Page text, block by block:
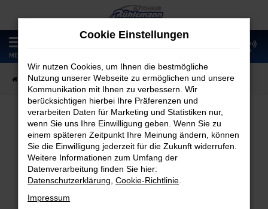
Zum
Hauptinhalt
springen
MENÜ
Startseite Fahrzeugangebote Fahrzeugmarkt
Fahrzeugmarkt
Fehler: Network Error
Cookie Einstellungen
Wir nutzen Cookies, um Ihnen die bestmögliche
Nutzung unserer Webseite zu ermöglichen und unsere
Kommunikation mit Ihnen zu verbessern. Wir
berücksichtigen hierbei Ihre Präferenzen und
verarbeiten Daten für Marketing und Statistiken nur,
wenn Sie uns Ihre Einwilligung geben. Wenn Sie zu
einem späteren Zeitpunkt Ihre Meinung ändern, können
Sie die Einwilligung jederzeit für die Zukunft widerrufen.
Weitere Informationen zum Umfang der
Datenverarbeitung finden Sie hier:
Datenschutzerklärung Cookie-Richtlinie
Impressum